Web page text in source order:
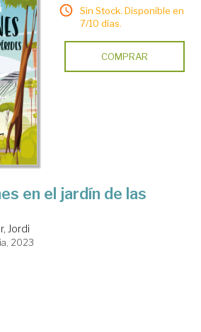
Sin Stock. Disponible en
7/10 días.
COMPRAR
en el jardín de las
Jordi
2023